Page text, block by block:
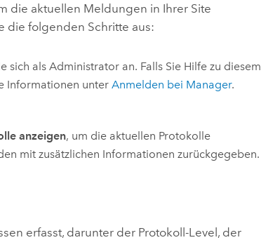
die aktuellen Meldungen in Ihrer Site
die folgenden Schritte aus:
sich als Administrator an. Falls Sie Hilfe zu diesem
Informationen unterAnmelden bei Manager.
anzeigen, um die aktuellen Protokolle
mit zusätzlichen Informationen zurückgegeben.
erfasst, darunter der Protokoll-Level, der